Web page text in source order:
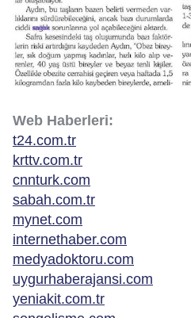
Web Haberleri:
t24.com.tr
krttv.com.tr
cnnturk.com
sabah.com.tr
mynet.com
internethaber.com
medyadoktoru.com
uygurhaberajansi.com
yeniakit.com.tr